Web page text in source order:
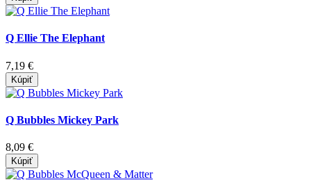
Q Ellie The Elephant
7,19 €
Kúpiť
Q Bubbles Mickey Park
8,09 €
Kúpiť